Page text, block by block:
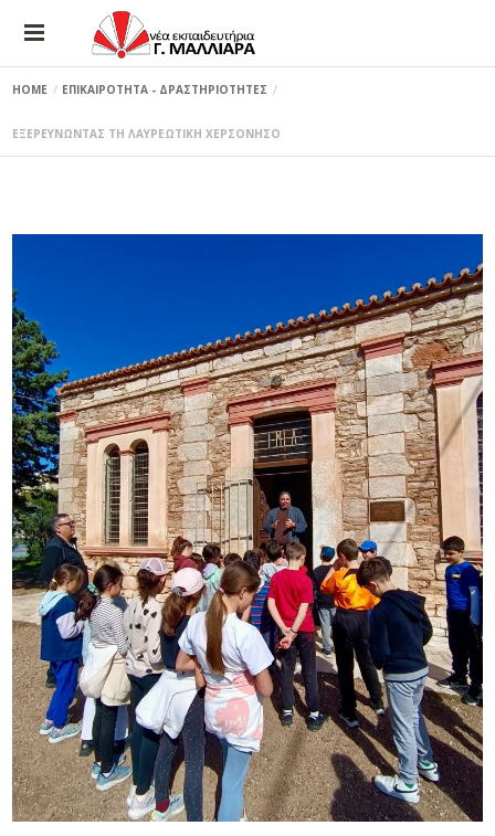
HOME ΕΠΙΚΑΙΡΟΤΗΤΑ - ΔΡΑΣΤΗΡΙΟΤΗΤΕΣ
ΕΞΕΡΕΥΝΩΝΤΑΣ ΤΗ ΛΑΥΡΕΩΤΙΚΗ ΧΕΡΣΟΝΗΣΟ